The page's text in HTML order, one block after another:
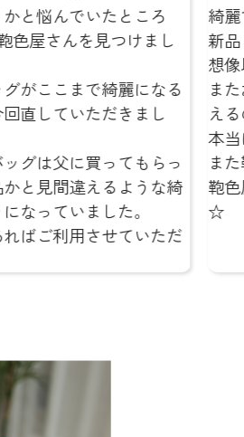
と悩んでいたところ
色屋さんを見つけまし
がここまで綺麗になる
直していただきまし
グは父に買ってもらっ
と見間違えるような綺
なっていました。
ばご利用させていただ
綺
新品
想像
ま
え
本当
ま
鞄色
☆